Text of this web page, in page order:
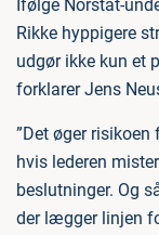
Ifølge Norstat-
Rikke hyppigere
udgør ikke kun et
forklarer Jens
”Det øger
hvis lederen
beslutninger. Og
der lægger linjen